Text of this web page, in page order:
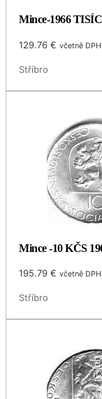
Mince-1966
129.76€ včetně DPH
Stříbro
Mince -10 KČS
195.79€ včetně DPH
Stříbro